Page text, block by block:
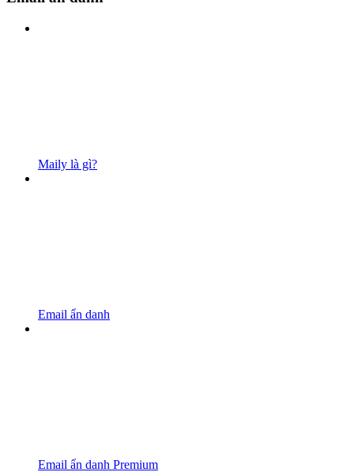
Maily là gì?
Email ẩn danh
Email ẩn danh Premium